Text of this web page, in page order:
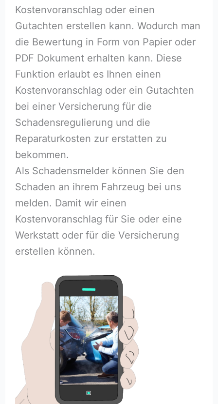
Kostenvoranschlag oder einen
Gutachten erstellen kann. Wodurch man
die Bewertung in Form von Papier oder
PDF Dokument erhalten kann. Diese
Funktion erlaubt es Ihnen einen
Kostenvoranschlag oder ein Gutachten
bei einer Versicherung für die
Schadensregulierung und die
Reparaturkosten zur erstatten zu
bekommen.
Als Schadensmelder können Sie den
Schaden an ihrem Fahrzeug bei uns
melden. Damit wir einen
Kostenvoranschlag für Sie oder eine
Werkstatt oder für die Versicherung
erstellen können.